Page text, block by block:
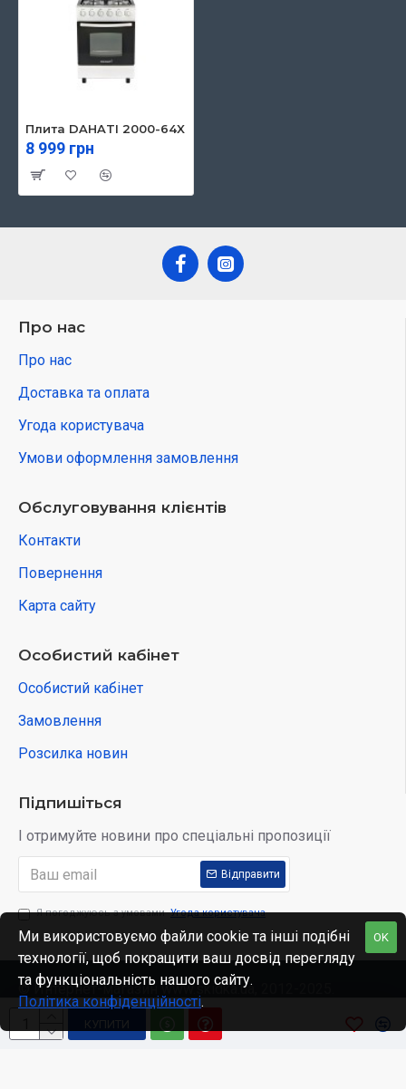
КУПИТИ
Плита DAHATI 2000-64X
8 999 грн
Про нас
Про нас
Доставка та оплата
Угода користувача
Умови оформлення замовлення
Обслуговування клієнтів
Контакти
Повернення
Карта сайту
Особистий кабінет
Особистий кабінет
Замовлення
Розсилка новин
Підпишіться
І отримуйте новини про спеціальні пропозиції
Відправити
Я погоджуюсь з умовами Угода користувача
© Интернет-магазин www.skidka.ua, 2012-2025.
OK
Ми використовуємо файли cookie та інші подібні
технології, щоб покращити ваш досвід перегляду
та функціональність нашого сайту.
Політика конфіденційності.